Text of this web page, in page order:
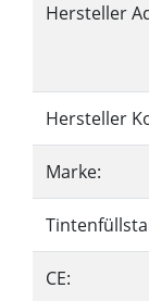
Hersteller
Hersteller
Marke:
CE: